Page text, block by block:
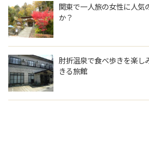
関東で一人旅の女性に人気
か？
肘折温泉で食べ歩きを楽し
きる旅館